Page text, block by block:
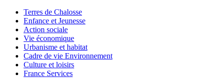
Terres de Chalosse
Enfance et Jeunesse
Action sociale
Vie économique
Urbanisme et habitat
Cadre de vie Environnement
Culture et loisirs
France Services